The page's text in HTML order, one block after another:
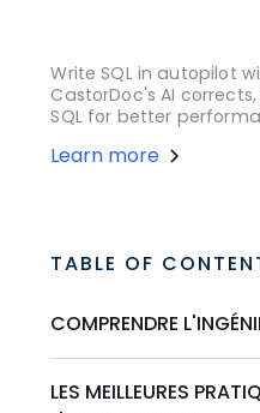
Write SQL in autopilot
CastorDoc's AI
SQL for better
Learn more
TABLE OF
COMPRENDRE
LES MEILLEURES